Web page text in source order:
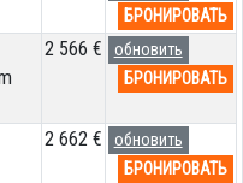
БРОНИРОВАТЬ
2 566 €
обновить
БРОНИРОВАТЬ
2 662 €
обновить
БРОНИРОВАТЬ